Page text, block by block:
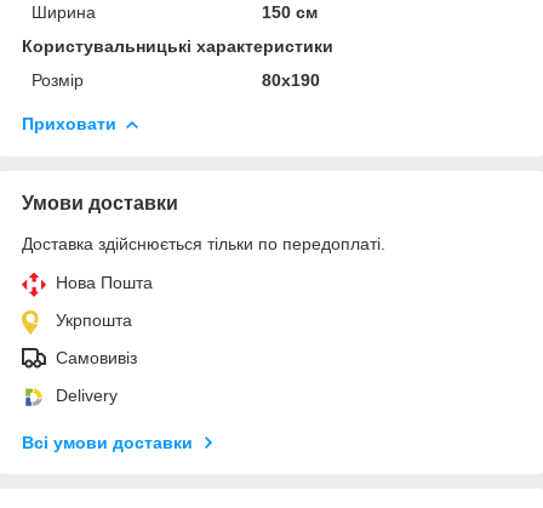
Ширина
150 см
Користувальницькі характеристики
Розмір
80х190
Приховати
Умови доставки
Доставка здійснюється тільки по передоплаті.
Нова Пошта
Укрпошта
Самовивіз
Delivery
Всі умови доставки